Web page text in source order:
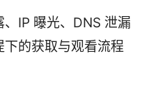
IP 曝光、DNS 泄漏
的获取与观看流程